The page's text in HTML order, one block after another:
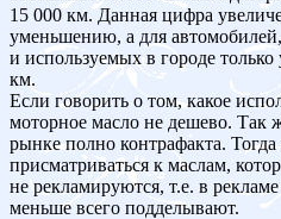
15 000 км. Данная цифра
уменьшению, а для
и используемых в городе
км.
Если говорить о том, какое
моторное масло не дешево. Так
рынке полно контрафакта.
присматриваться к маслам,
не рекламируются, т.е. в
меньше всего подделывают.